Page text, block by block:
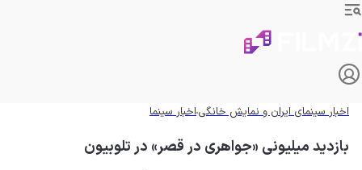
اخبار سینمای ایران و نمایش خانگیاخبار سینما
بازدید میلیونی «جواهری در قصر» در تلوبیون